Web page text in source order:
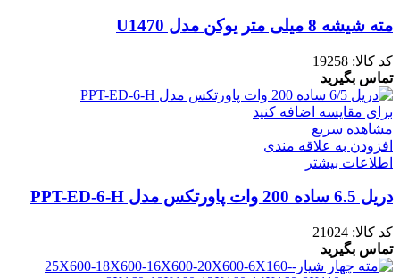
مته شیشه 8 میلی متر یوکن مدل U1470
کد کالا: 19258
تماس بگیرید
برای مقایسه اضافه کنید
مشاهده سریع
افزودن به علاقه مندی
اطلاعات بیشتر
دریل 6.5 ساده 200 وات پاورتکس مدل PPT-ED-6-H
کد کالا: 21024
تماس بگیرید